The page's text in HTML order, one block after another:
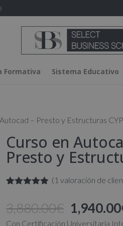
Formativa Sistema Educativo
– Presto y Estructuras
Curso en
Presto y
5 en base
(1 valoración de
3,880.00€ El
precio
1,940.00
Con Certificación Universitaria